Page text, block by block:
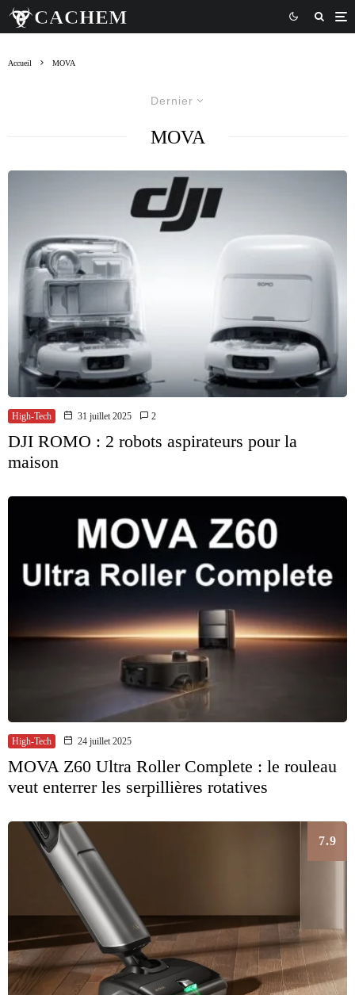
Accueil MOVA
Dernier
MOVA
High-Tech 31 juillet 2025 2
DJI ROMO : 2 robots aspirateurs pour la
maison
High-Tech 24 juillet 2025
MOVA Z60 Ultra Roller Complete : le rouleau
veut enterrer les serpillières rotatives
7.9